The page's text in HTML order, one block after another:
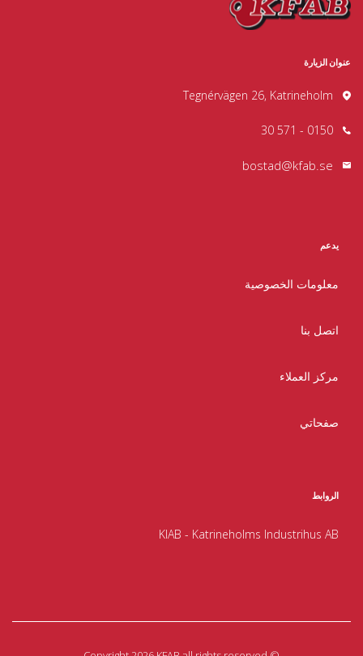
عنوان الزيارة
Tegnérvägen 26, Katrineholm
0150 - 571 30
bostad@kfab.se
يدعم
معلومات الخصوصية
اتصل بنا
مركز العملاء
صفحاتي
الروابط
KIAB - Katrineholms Industrihus AB